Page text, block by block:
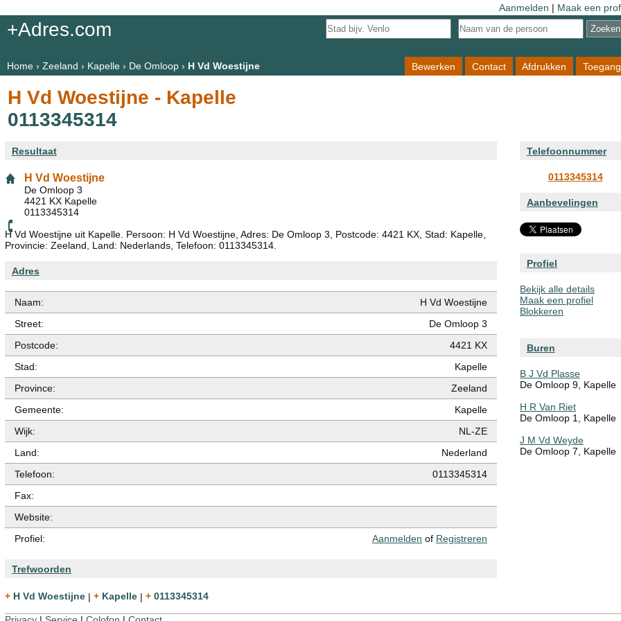
Aanmelden | Maak een
+Adres.com
Home› Zeeland › Kapelle› De Omloop› H Vd Woestijne Bewerken Contact Afdrukken Toegang
H Vd Woestijne - Kapelle
0113345314
Resultaat
H Vd Woestijne
De Omloop 3
4421 KX Kapelle
0113345314
H Vd Woestijne uit Kapelle. Persoon: H Vd Woestijne, Adres: De Omloop 3, Postcode: 4421 KX, Stad: Kapelle,
Provincie: Zeeland, Land: Nederlands, Telefoon: 0113345314.
Adres
Naam:
H Vd Woestijne
Street:
De Omloop 3
Postcode:
4421 KX
Stad:
Kapelle
Province:
Zeeland
Gemeente:
Kapelle
Wijk:
NL-ZE
Land:
Nederland
Telefoon:
0113345314
Fax:
Website:
Profiel:
Aanmelden of Registreren
Trefwoorden
+ H Vd Woestijne | + Kapelle | + 0113345314
Telefoonnummer
0113345314
Aanbevelingen
Profiel
Bekijk alle details
Maak een profiel
Blokkeren
Buren
B J Vd Plasse
De Omloop 9, Kapelle
H R Van Riet
De Omloop 1, Kapelle
J M Vd Weyde
De Omloop 7, Kapelle